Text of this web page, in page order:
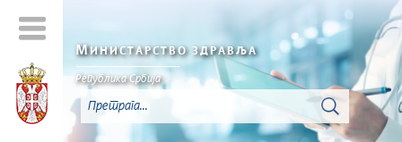
МИНИСТАРСТВО ЗДРАВЉА
Република Србија